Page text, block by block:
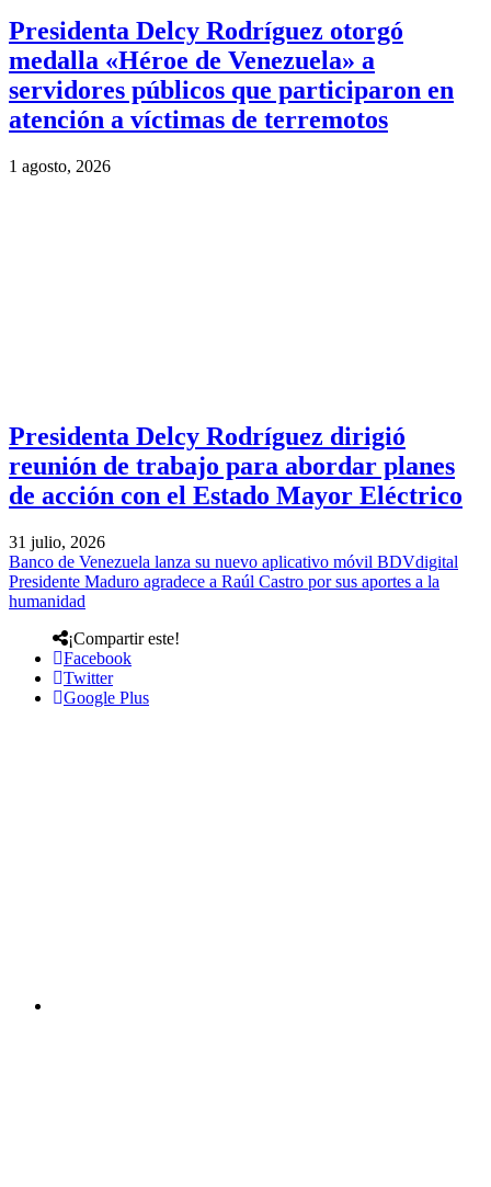
Presidenta Delcy Rodríguez otorgó
medalla «Héroe de Venezuela» a
servidores públicos que participaron en
atención a víctimas de terremotos
1 agosto, 2026
Presidenta Delcy Rodríguez dirigió
reunión de trabajo para abordar planes
de acción con el Estado Mayor Eléctrico
31 julio, 2026
Banco de Venezuela lanza su nuevo aplicativo móvil BDVdigital
Presidente Maduro agradece a Raúl Castro por sus aportes a la
humanidad
¡Compartir este!
Facebook
Twitter
Google Plus